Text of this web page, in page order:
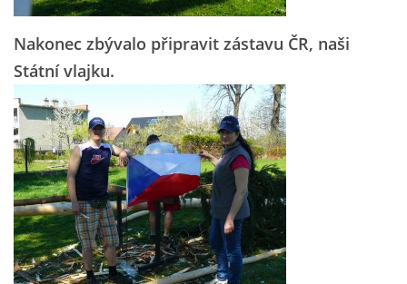
Nakonec zbývalo připravit zástavu ČR, naši
Státní vlajku.